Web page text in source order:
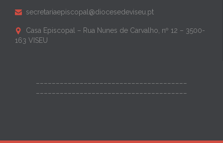
 secretariaepiscopal@diocesedeviseu.pt

Casa Episcopal – Rua Nunes de Carvalho, nº 12 – 3500-
163 VISEU